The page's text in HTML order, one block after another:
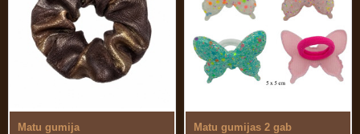
Matu gumija
Matu gumijas 2 gab